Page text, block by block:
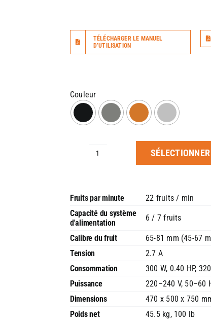
TÉLÉCHARGER LE MANUEL
D’UTILISATION
quantité
Essential
Fruits par minute
22 fruits / min
Capacité du système
d'alimentation
6 / 7 fruits
Calibre du fruit
65-81 mm (45-67
Tension
2.7 A
Consommation
300 W, 0.40 HP,
Puissance
220–240 V, 50–60
Dimensions
470 x 500 x 750
Poids net
45.5 kg, 100 lb